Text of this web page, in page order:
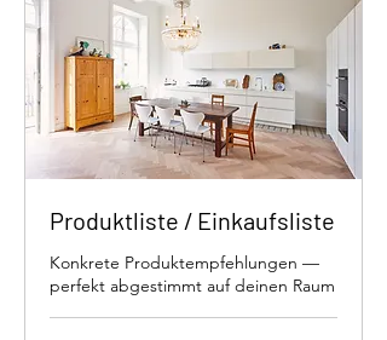
Produktliste / Einkaufsliste
Konkrete Produktempfehlungen —
perfekt abgestimmt auf deinen Raum